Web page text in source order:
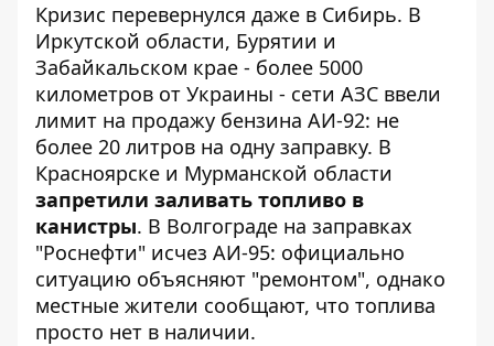
Кризис перевернулся даже в Сибирь. В
Иркутской области, Бурятии и
Забайкальском крае - более 5000
километров от Украины - сети АЗС ввели
лимит на продажу бензина АИ-92: не
более 20 литров на одну заправку. В
Красноярске и Мурманской области
запретили заливать топливо в
канистры. В Волгограде на заправках
"Роснефти" исчез АИ-95: официально
ситуацию объясняют "ремонтом", однако
местные жители сообщают, что топлива
просто нет в наличии.